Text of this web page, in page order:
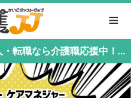
≡
横浜市泉区の介護・福祉の求人・転職なら介護職応援中！介護職専門の介護ジャストジョブ